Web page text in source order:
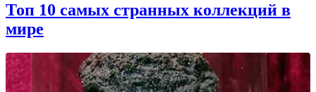
Топ 10 самых странных коллекций в
мире